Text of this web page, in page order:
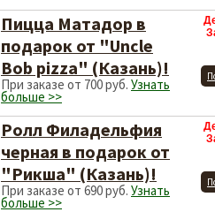
Пицца Матадор в
подарок от "Uncle
Bob pizza" (Казань)!
При заказе от 700 руб. Узнать
больше >>
Ролл Филадельфия
черная в подарок от
"Рикша" (Казань)!
При заказе от 690 руб. Узнать
больше >>